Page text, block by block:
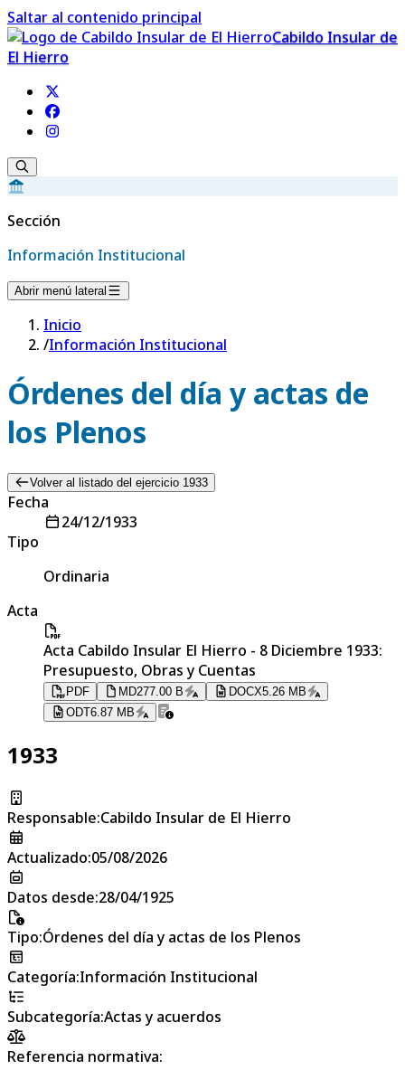
Saltar al contenido principal
Cabildo Insular de
El Hierro
Sección
Información Institucional
Abrir menú lateral
Inicio
/Información Institucional
Órdenes del día y actas de
los Plenos
Volver al listado del ejercicio 1933
Fecha
24/12/1933
Tipo
Ordinaria
Acta
Acta Cabildo Insular El Hierro - 8 Diciembre 1933:
Presupuesto, Obras y Cuentas
PDF MD277.00 B DOCX5.26 MB
ODT6.87 MB
1933
Responsable:Cabildo Insular de El Hierro
Actualizado:05/08/2026
Datos desde:28/04/1925
Tipo:Órdenes del día y actas de los Plenos
Categoría:Información Institucional
Subcategoría:Actas y acuerdos
Referencia normativa: